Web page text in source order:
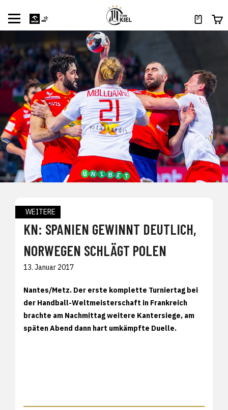
WEITERE
KN: SPANIEN GEWINNT DEUTLICH,
NORWEGEN SCHLÄGT POLEN
13. Januar 2017
Nantes/Metz. Der erste komplette Turniertag bei
der Handball-Weltmeisterschaft in Frankreich
brachte am Nachmittag weitere Kantersiege, am
späten Abend dann hart umkämpfte Duelle.